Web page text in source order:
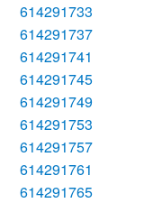
614291733
614291737
614291741
614291745
614291749
614291753
614291757
614291761
614291765